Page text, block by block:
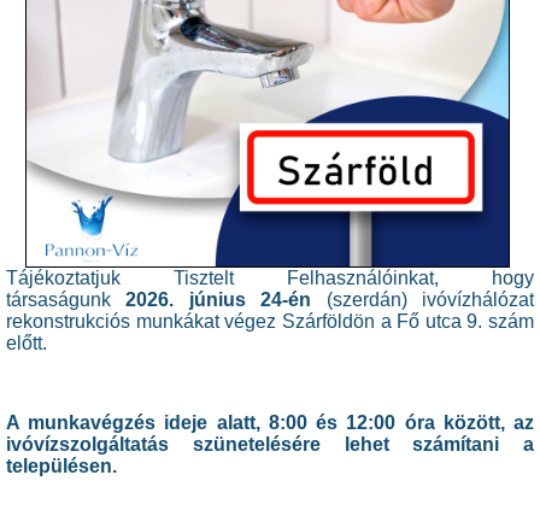
Tájékoztatjuk Tisztelt Felhasználóinkat, hogy
társaságunk2026. június 24-én (szerdán) ivóvízhálózat
rekonstrukciós munkákat végez Szárföldön a Fő utca 9. szám
előtt.
A munkavégzés ideje alatt, 8:00 és 12:00 óra között, az
ivóvízszolgáltatás szünetelésére lehet számítani a
településen.